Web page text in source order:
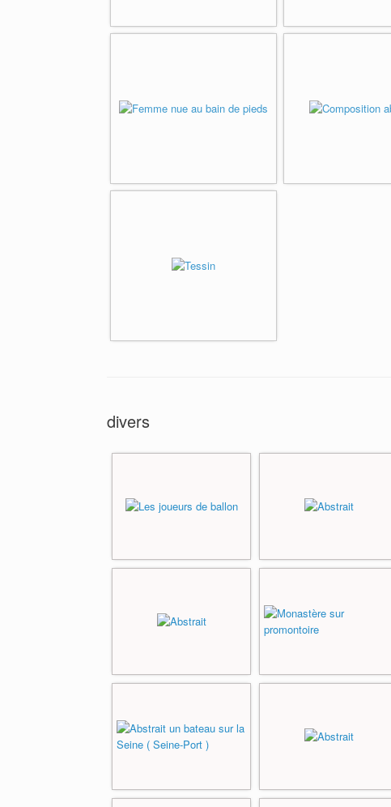
divers